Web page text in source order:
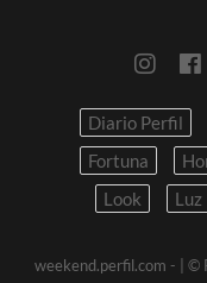
Diario Perfil
Fortuna
Look
Luz
weekend.perfil.com -
|